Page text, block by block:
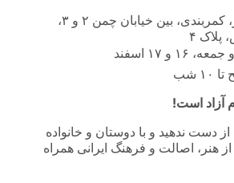
مهرشهر، کمربندی، بین خیابان چمن ۲ و ۳،
۴
و ۱۷ اسفند
آزاد است!
دست ندهید و با دوستان و خانواده
هنر، اصالت و فرهنگ ایرانی همراه